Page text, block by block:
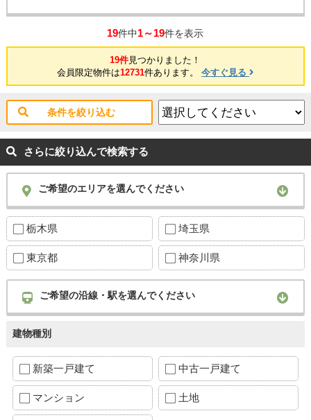
19件中1～19件を表示
19件見つかりました！
会員限定物件は12731件あります。 今すぐ見る
条件を絞り込む
さらに絞り込んで検索する
ご希望のエリアを選んでください
栃木県 埼玉県
東京都 神奈川県
ご希望の沿線・駅を選んでください
建物種別
新築一戸建て 中古一戸建て
マンション 土地